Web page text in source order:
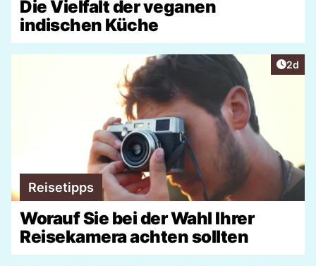
Die Vielfalt der veganen
indischen Küche
2d
Reisetipps
Worauf Sie bei der Wahl Ihrer
Reisekamera achten sollten